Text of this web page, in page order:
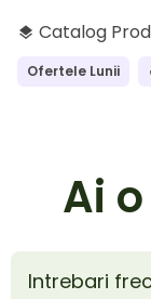
layers Catalog
Ofertele Lunii
Ai
Intrebari